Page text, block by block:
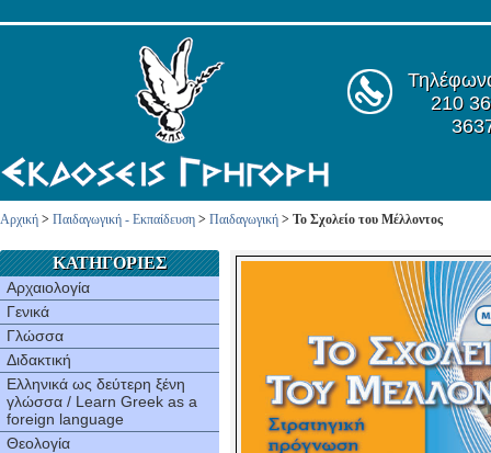
210
Αρχική > Παιδαγωγική - Εκπαίδευση > Παιδαγωγική > Το Σχολείο του Μέλλοντος
ΚΑΤΗΓΟΡΙΕΣ
Αρχαιολογία
Γενικά
Γλώσσα
Διδακτική
Ελληνικά ως δεύτερη ξένη
γλώσσα / Learn Greek as a
foreign language
Θεολογία